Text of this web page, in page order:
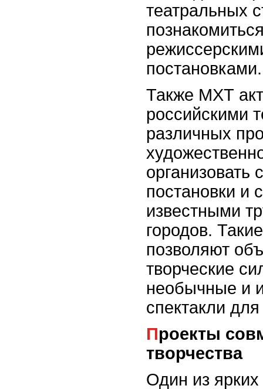
театральных
постановками.
Также МХТ
российскими
различных
организовать
постановки и
известными
городов.
позволяют
творческие
необычные и
спектакли
Проекты совместного
творчества
Один из ярких